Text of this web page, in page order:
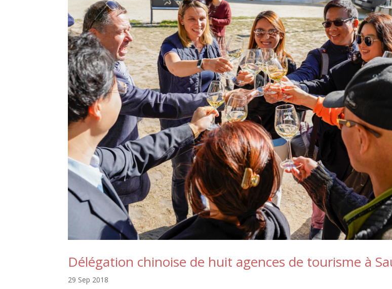
Délégation chinoise de huit agences de tourisme à
29 Sep 2018